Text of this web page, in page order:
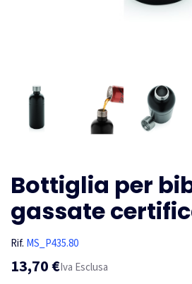
Bottiglia per
gassate
Rif. MS_P435.80
13,70 €Iva Esclusa